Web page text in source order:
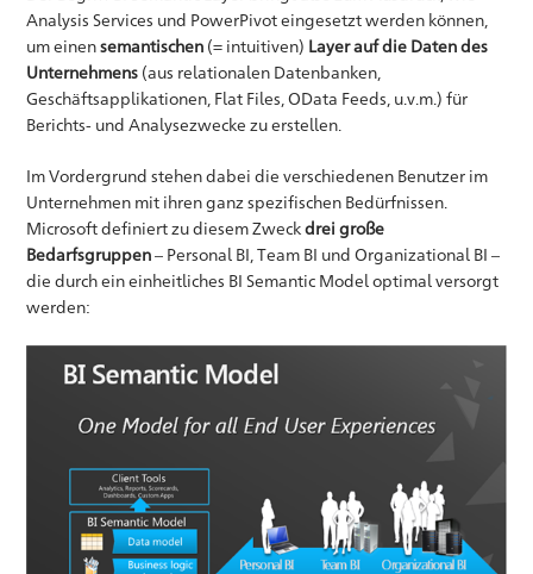
Analysis Services und PowerPivot eingesetzt werden können,
um einensemantischen (= intuitiven) Layer auf die Daten des
Unternehmens (aus relationalen Datenbanken,
Geschäftsapplikationen, Flat Files, OData Feeds, u.v.m.) für
Berichts- und Analysezwecke zu erstellen.
Im Vordergrund stehen dabei die verschiedenen Benutzer im
Unternehmen mit ihren ganz spezifischen Bedürfnissen.
Microsoft definiert zu diesem Zweckdrei große
Bedarfsgruppen– Personal BI, Team BI und Organizational BI –
die durch ein einheitliches BI Semantic Model optimal versorgt
werden: